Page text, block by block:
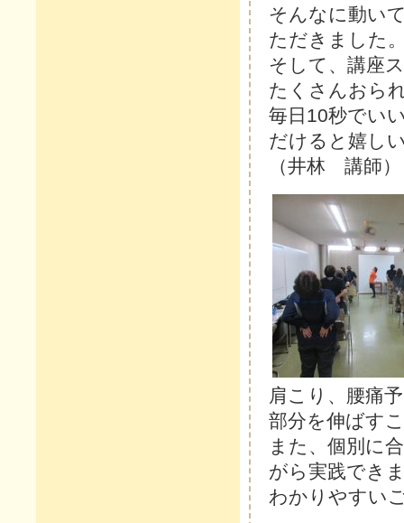
そんなに動い
ただきました
そして、講座
たくさんおら
毎日10秒でい
だけると嬉し
（井林 講師）
肩こり、腰痛
部分を伸ばす
また、個別に
がら実践でき
わかりやすい